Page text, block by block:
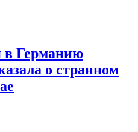
в Германию
о странном